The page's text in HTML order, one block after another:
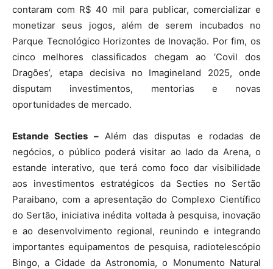
contaram com R$ 40 mil para publicar, comercializar e
monetizar seus jogos, além de serem incubados no
Parque Tecnológico Horizontes de Inovação. Por fim, os
cinco melhores classificados chegam ao ‘Covil dos
Dragões’, etapa decisiva no Imagineland 2025, onde
disputam investimentos, mentorias e novas
oportunidades de mercado.
Estande Secties –Além das disputas e rodadas de
negócios, o público poderá visitar ao lado da Arena, o
estande interativo, que terá como foco dar visibilidade
aos investimentos estratégicos da Secties no Sertão
Paraibano, com a apresentação do Complexo Científico
do Sertão, iniciativa inédita voltada à pesquisa, inovação
e ao desenvolvimento regional, reunindo e integrando
importantes equipamentos de pesquisa, radiotelescópio
Bingo, a Cidade da Astronomia, o Monumento Natural